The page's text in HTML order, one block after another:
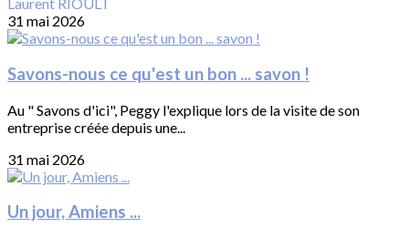
Laurent RIOULT
31 mai 2026
Savons-nous ce qu'est un bon ... savon !
Au " Savons d'ici", Peggy l'explique lors de la visite de son
entreprise créée depuis une...
31 mai 2026
Un jour, Amiens ...